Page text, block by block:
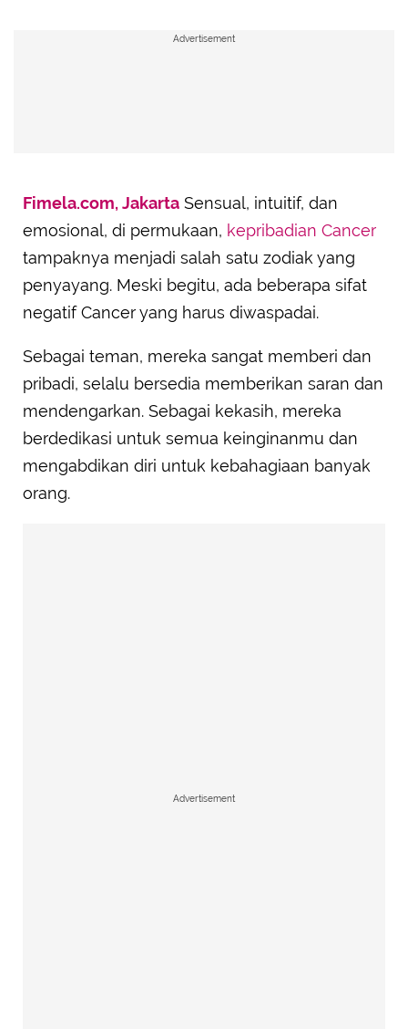
Advertisement
Fimela.com, Jakarta Sensual, intuitif, dan
emosional, di permukaan, kepribadian Cancer
tampaknya menjadi salah satu zodiak yang
penyayang. Meski begitu, ada beberapa sifat
negatif Cancer yang harus diwaspadai.
Sebagai teman, mereka sangat memberi dan
pribadi, selalu bersedia memberikan saran dan
mendengarkan. Sebagai kekasih, mereka
berdedikasi untuk semua keinginanmu dan
mengabdikan diri untuk kebahagiaan banyak
orang.
Advertisement